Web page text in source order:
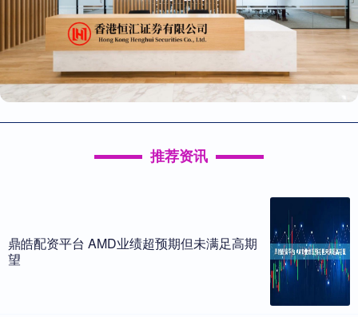
推荐资讯
鼎皓配资平台 AMD业绩超预期但未满足高期
望